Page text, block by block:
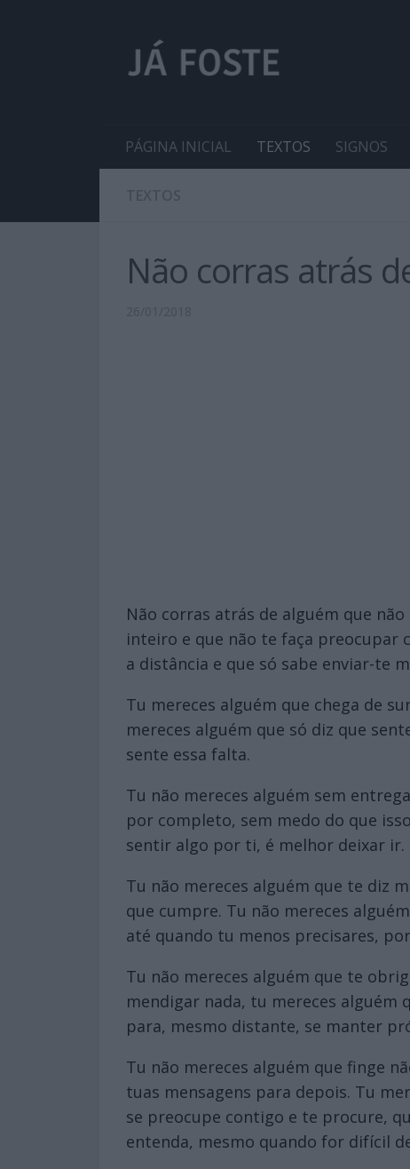
PÁGINA INICIAL TEXTOS SIGNOS
Não corras atrás
Não corras atrás de alguém que
inteiro e que não te faça preocupar
a distância e que só sabe enviar-te
Tu mereces alguém que chega de
mereces alguém que só diz que
sente essa falta.
Tu não mereces alguém sem
por completo, sem medo do que
sentir algo por ti, é melhor deixar ir.
Tu não mereces alguém que te diz
que cumpre. Tu não mereces
até quando tu menos precisares,
Tu não mereces alguém que te
mendigar nada, tu mereces alguém
para, mesmo distante, se manter
Tu não mereces alguém que finge
tuas mensagens para depois. Tu
se preocupe contigo e te procure,
entenda, mesmo quando for difícil